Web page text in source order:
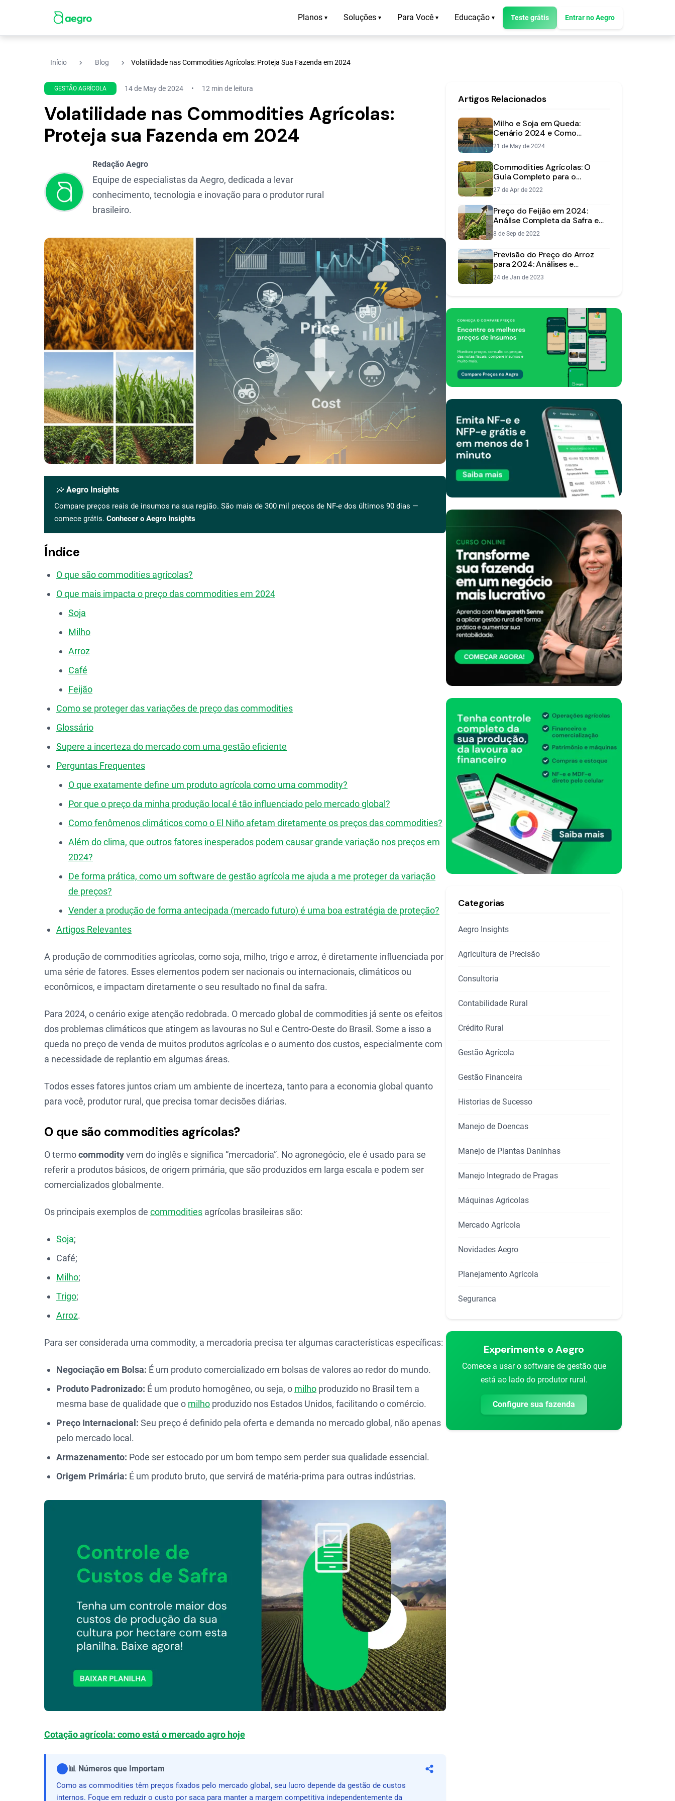
Planos ▾ Soluções ▾ Para Você ▾ Educação ▾ Teste grátis Entrar no Aegro
Início navigate_next Blog navigate_next Volatilidade nas Commodities Agrícolas: Proteja Sua Fazenda em 2024
GESTÃO AGRÍCOLA 14 de May de 2024 12 min de leitura
Volatilidade nas Commodities Agrícolas:
Proteja sua Fazenda em 2024
Redação Aegro
Equipe de especialistas da Aegro, dedicada a levar
conhecimento, tecnologia e inovação para o produtor rural
brasileiro.
insights Aegro Insights
Compare preços reais de insumos na sua região. São mais de 300 mil preços de NF-e dos últimos 90 dias —
comece grátis. Conhecer o Aegro Insights
Índice
O que são commodities agrícolas?
O que mais impacta o preço das commodities em 2024
Soja
Milho
Arroz
Café
Feijão
Como se proteger das variações de preço das commodities
Glossário
Supere a incerteza do mercado com uma gestão eficiente
Perguntas Frequentes
O que exatamente define um produto agrícola como uma commodity?
Por que o preço da minha produção local é tão influenciado pelo mercado global?
Como fenômenos climáticos como o El Niño afetam diretamente os preços das commodities?
Além do clima, que outros fatores inesperados podem causar grande variação nos preços em
2024?
De forma prática, como um software de gestão agrícola me ajuda a me proteger da variação
de preços?
Vender a produção de forma antecipada (mercado futuro) é uma boa estratégia de proteção?
Artigos Relevantes
A produção de commodities agrícolas, como soja, milho, trigo e arroz, é diretamente influenciada por
uma série de fatores. Esses elementos podem ser nacionais ou internacionais, climáticos ou
econômicos, e impactam diretamente o seu resultado no final da safra.
Para 2024, o cenário exige atenção redobrada. O mercado global de commodities já sente os efeitos
dos problemas climáticos que atingem as lavouras no Sul e Centro-Oeste do Brasil. Some a isso a
queda no preço de venda de muitos produtos agrícolas e o aumento dos custos, especialmente com
a necessidade de replantio em algumas áreas.
Todos esses fatores juntos criam um ambiente de incerteza, tanto para a economia global quanto
para você, produtor rural, que precisa tomar decisões diárias.
O que são commodities agrícolas?
O termocommodityvem do inglês e significa “mercadoria”. No agronegócio, ele é usado para se
referir a produtos básicos, de origem primária, que são produzidos em larga escala e podem ser
comercializados globalmente.
Os principais exemplos de commodities agrícolas brasileiras são:
Soja;
Café;
Milho;
Trigo;
Arroz.
Para ser considerada uma commodity, a mercadoria precisa ter algumas características específicas:
Negociação em Bolsa: É um produto comercializado em bolsas de valores ao redor do mundo.
Produto Padronizado: É um produto homogêneo, ou seja, o milho produzido no Brasil tem a
mesma base de qualidade que o milho produzido nos Estados Unidos, facilitando o comércio.
Preço Internacional: Seu preço é definido pela oferta e demanda no mercado global, não apenas
pelo mercado local.
Armazenamento: Pode ser estocado por um bom tempo sem perder sua qualidade essencial.
Origem Primária: É um produto bruto, que servirá de matéria-prima para outras indústrias.
Cotação agrícola: como está o mercado agro hoje
📊 Números que Importam
Compartilhar
Como as commodities têm preços fixados pelo mercado global, seu lucro depende da gestão de custos
internos. Foque em reduzir o custo por saca para manter a margem competitiva independentemente da
Artigos Relacionados
Milho e Soja em Queda:
Cenário 2024 e Como
Proteger sua Rentabilidade
21 de May de 2024
Commodities Agrícolas: O
Guia Completo para o
Produtor Rural
27 de Apr de 2022
Preço do Feijão em 2024:
Análise Completa da Safra e
Previsão de Mercado
8 de Sep de 2022
Previsão do Preço do Arroz
para 2024: Análises e
Projeções para o Produtor
24 de Jan de 2023
Categorias
Aegro Insights
Agricultura de Precisão
Consultoria
Contabilidade Rural
Crédito Rural
Gestão Agrícola
Gestão Financeira
Historias de Sucesso
Manejo de Doencas
Manejo de Plantas Daninhas
Manejo Integrado de Pragas
Máquinas Agricolas
Mercado Agrícola
Novidades Aegro
Planejamento Agrícola
Seguranca
Experimente o Aegro
Comece a usar o software de gestão que
está ao lado do produtor rural.
Configure sua fazenda